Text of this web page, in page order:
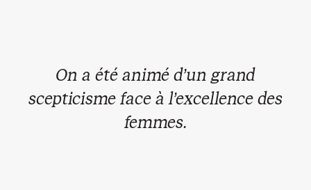
On a été animé d’un grand
scepticisme face à l’excellence des
femmes.